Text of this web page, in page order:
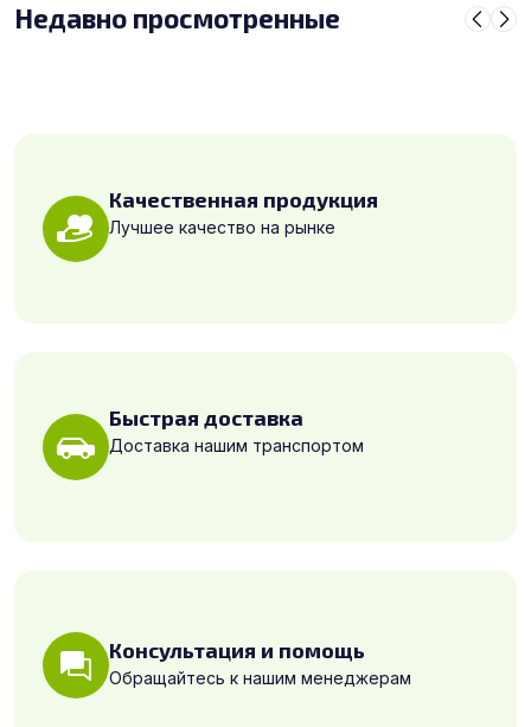
Недавно просмотренные
Качественная продукция
Лучшее качество на рынке
Быстрая доставка
Доставка нашим транспортом
Консультация и помощь
Обращайтесь к нашим менеджерам